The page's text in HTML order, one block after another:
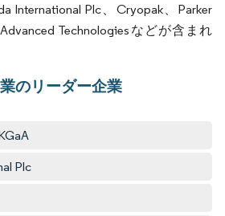
International Plc、Cryopak、Parker
Technologiesなどが含まれ
のリーダー企業
Plc